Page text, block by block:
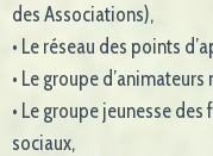
des Associations),
• Le réseau des points
• Le groupe
• Le groupe jeunesse
sociaux,